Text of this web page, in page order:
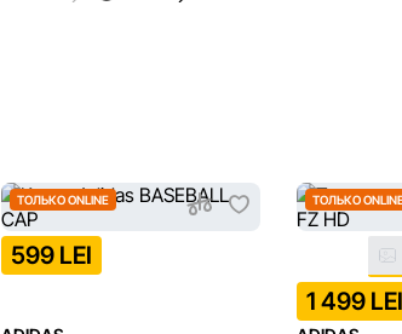
ТОЛЬКО ONLINE
599 LEI
ТОЛЬКО
1 499 LEI